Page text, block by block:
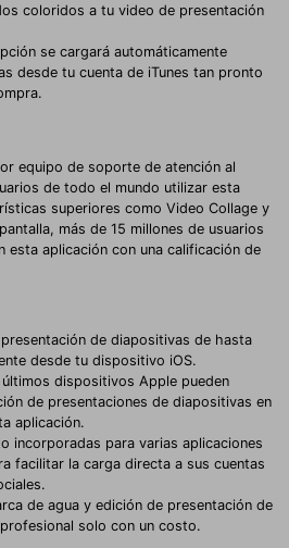
coloridos a tu video de presentación
se cargará automáticamente
desde tu cuenta de iTunes tan pronto
equipo de soporte de atención al
de todo el mundo utilizar esta
superiores como Video Collage y
más de 15 millones de usuarios
esta aplicación con una calificación de
de diapositivas de hasta
desde tu dispositivo iOS.
dispositivos Apple pueden
de presentaciones de diapositivas en
aplicación.
incorporadas para varias aplicaciones
facilitar la carga directa a sus cuentas
de agua y edición de presentación de
solo con un costo.